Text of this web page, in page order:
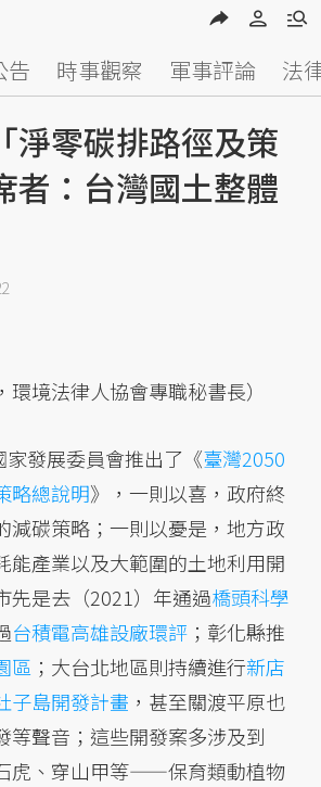
告 時事觀察 軍事評論 法
淨零碳排路徑及策
者：台灣國土整體
，環境法律人協會專職秘書長）
發展委員會推出了《臺灣2050
略總說明》，一則以喜，政府終
減碳策略；一則以憂是，地方政
能產業以及大範圍的土地利用開
先是去（2021）年通過橋頭科學
台積電高雄設廠環評 ；彰化縣推
區 ；大台北地區則持續進行新店
子島開發計畫 ，甚至關渡平原也
等聲音；這些開發案多涉及到
、穿山甲等——保育類動植物